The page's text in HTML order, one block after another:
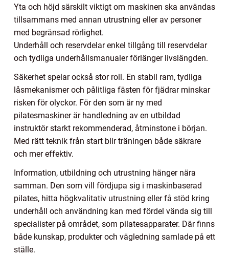
Yta och höjd särskilt viktigt om maskinen ska användas
tillsammans med annan utrustning eller av personer
med begränsad rörlighet.
Underhåll och reservdelar enkel tillgång till reservdelar
och tydliga underhållsmanualer förlänger livslängden.
Säkerhet spelar också stor roll. En stabil ram, tydliga
låsmekanismer och pålitliga fästen för fjädrar minskar
risken för olyckor. För den som är ny med
pilatesmaskiner är handledning av en utbildad
instruktör starkt rekommenderad, åtminstone i början.
Med rätt teknik från start blir träningen både säkrare
och mer effektiv.
Information, utbildning och utrustning hänger nära
samman. Den som vill fördjupa sig i maskinbaserad
pilates, hitta högkvalitativ utrustning eller få stöd kring
underhåll och användning kan med fördel vända sig till
specialister på området, som pilatesapparater. Där finns
både kunskap, produkter och vägledning samlade på ett
ställe.